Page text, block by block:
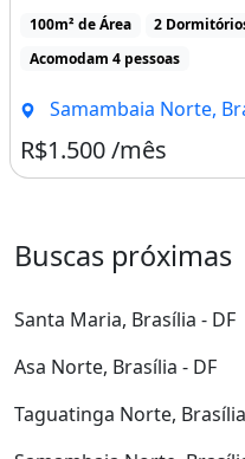
100m² de Área 2
Acomodam 4 pessoas
Samambaia Norte,
R$1.500 /mês
Buscas próximas
Santa Maria, Brasília - DF
Asa Norte, Brasília - DF
Taguatinga Norte,